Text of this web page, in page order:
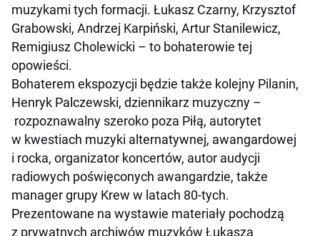
muzykami tych formacji. Łukasz Czarny, Krzysztof
Grabowski, Andrzej Karpiński, Artur Stanilewicz,
Remigiusz Cholewicki – to bohaterowie tej
opowieści.
Bohaterem ekspozycji będzie także kolejny Pilanin,
Henryk Palczewski, dziennikarz muzyczny –
rozpoznawalny szeroko poza Piłą, autorytet
w kwestiach muzyki alternatywnej, awangardowej
i rocka, organizator koncertów, autor audycji
radiowych poświęconych awangardzie, także
manager grupy Krew w latach 80-tych.
Prezentowane na wystawie materiały pochodzą
z prywatnych archiwów muzyków Łukasza